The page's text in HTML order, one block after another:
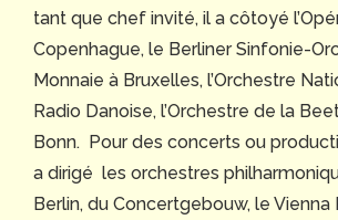
tant que chef invité, il a côtoyé
Copenhague, le Berliner Sinfonie-
Monnaie à Bruxelles, l’Orchestre
Radio Danoise, l’Orchestre de la
Bonn. Pour des concerts ou
a dirigé les orchestres
Berlin, du Concertgebouw, le Vienna